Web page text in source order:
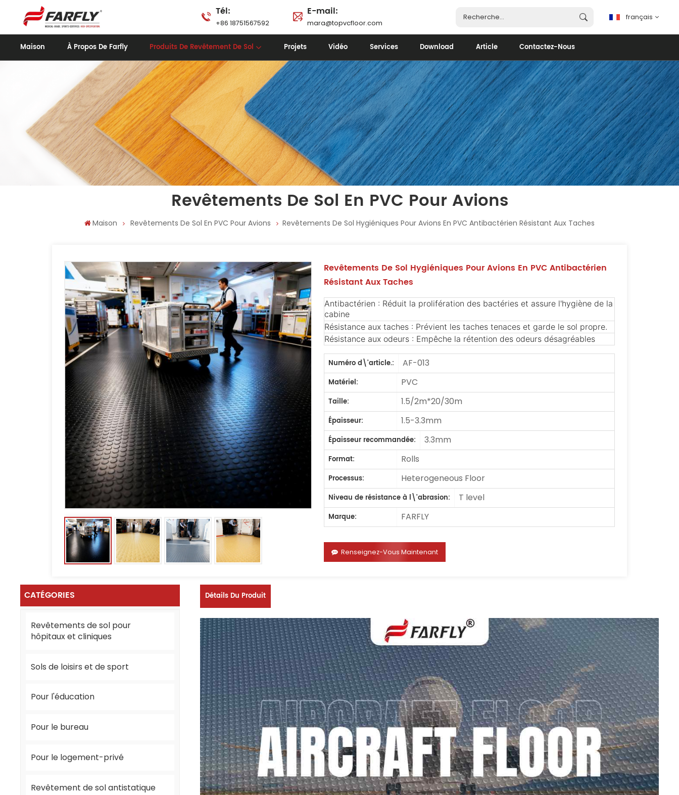
Tél:
+86 18751567592
E-mail:
mara@topvcfloor.com
français
français
English
español
português
العربية
Maison À Propos De Farfly Produits De Revêtement De Sol Projets Vidéo Services Download Article Contactez-Nous
Revêtements De Sol En PVC Pour Avions
Maison Revêtements De Sol En PVC Pour Avions Revêtements De Sol Hygiéniques Pour Avions En PVC Antibactérien Résistant Aux Taches
Revêtements De Sol Hygiéniques Pour Avions En PVC Antibactérien
Résistant Aux Taches
Antibactérien : Réduit la prolifération des bactéries et assure l'hygiène de la
cabine
Résistance aux taches : Prévient les taches tenaces et garde le sol propre.
Résistance aux odeurs : Empêche la rétention des odeurs désagréables
Numéro d\'article.: AF-013
Matériel: PVC
Taille: 1.5/2m*20/30m
Épaisseur: 1.5-3.3mm
Épaisseur recommandée: 3.3mm
Format: Rolls
Processus: Heterogeneous Floor
Niveau de résistance à l\'abrasion: T level
Marque: FARFLY
Renseignez-Vous Maintenant
CATÉGORIES
Revêtements de sol pour
hôpitaux et cliniques
Sols de loisirs et de sport
Pour l'éducation
Pour le bureau
Pour le logement-privé
Revêtement de sol antistatique
Détails Du Produit